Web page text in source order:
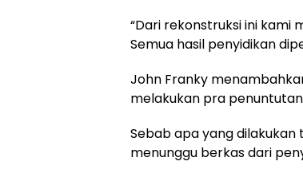
“Dari rekonstruksi ini
Semua hasil penyidikan
John Franky
melakukan pra
Sebab apa yang dilakukan
menunggu berkas dari